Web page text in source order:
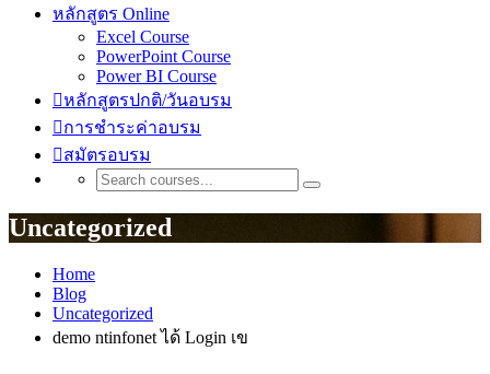
หลักสูตร Online
Excel Course
PowerPoint Course
Power BI Course
หลักสูตรปกติ/วันอบรม
การชำระค่าอบรม
สมัตรอบรม
Uncategorized
Home
Blog
Uncategorized
demo ntinfonet ได้ Login เข